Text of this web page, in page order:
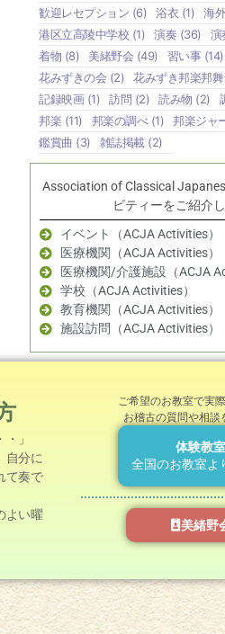
歓迎レセプション (6) 浴衣 (1) 海外
港区立高陵中学校 (1) 演奏 (36) 演
着物 (8) 美緒野会 (49) 習い事(14)
花みずきの会 (2) 花みずき邦楽邦
記録映画(1) 訪問 (2) 読み物 (2)
邦楽 (11) 邦楽の調べ(1) 邦楽ジャ
鑑賞曲 (3) 雑誌掲載(2)
Association of Classical
ビティーをご紹介
イベント（ACJA Activities）
医療機関（ACJA Activities）
医療機関/介護施設（ACJA
学校（ACJA Activities）
教育機関（ACJA Activities）
施設訪問（ACJA Activities）
」
自分に
て奏で
よい曜
ご希望のお教室で実
お稽古の質問や相談
体験教
全国のお教室よ
美緒野